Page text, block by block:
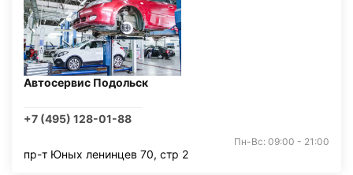
Автосервис Подольск
+7 (495) 128-01-88
Пн-Вс: 09:00 - 21:00
пр-т Юных ленинцев 70, стр 2